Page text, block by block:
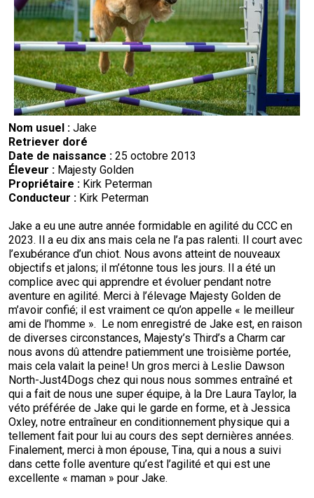
Nom usuel : Jake
Retriever doré
Date de naissance : 25 octobre 2013
Éleveur : Majesty Golden
Propriétaire : Kirk Peterman
Conducteur : Kirk Peterman
Jake a eu une autre année formidable en agilité du CCC en
2023. Il a eu dix ans mais cela ne l’a pas ralenti. Il court avec
l’exubérance d’un chiot. Nous avons atteint de nouveaux
objectifs et jalons; il m’étonne tous les jours. Il a été un
complice avec qui apprendre et évoluer pendant notre
aventure en agilité. Merci à l’élevage Majesty Golden de
m’avoir confié; il est vraiment ce qu’on appelle « le meilleur
ami de l’homme ». Le nom enregistré de Jake est, en raison
de diverses circonstances, Majesty’s Third’s a Charm car
nous avons dû attendre patiemment une troisième portée,
mais cela valait la peine! Un gros merci à Leslie Dawson
North-Just4Dogs chez qui nous nous sommes entraîné et
qui a fait de nous une super équipe, à la Dre Laura Taylor, la
véto préférée de Jake qui le garde en forme, et à Jessica
Oxley, notre entraîneur en conditionnement physique qui a
tellement fait pour lui au cours des sept dernières années.
Finalement, merci à mon épouse, Tina, qui a nous a suivi
dans cette folle aventure qu’est l’agilité et qui est une
excellente « maman » pour Jake.